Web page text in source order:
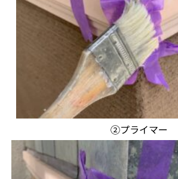
②プライマー